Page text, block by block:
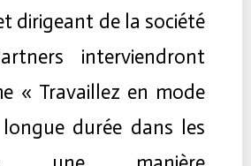
dirigeant de la société
interviendront
« Travaillez en mode
durée dans les